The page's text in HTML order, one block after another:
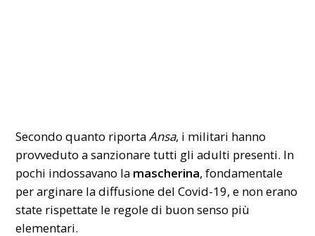
Secondo quanto riportaAnsa, i militari hanno
provveduto a sanzionare tutti gli adulti presenti. In
pochi indossavano la mascherina, fondamentale
per arginare la diffusione del Covid-19, e non erano
state rispettate le regole di buon senso più
elementari.